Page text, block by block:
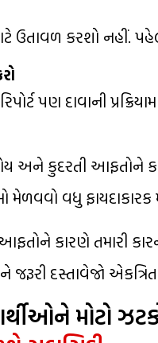
કરશો નહીં.
પણ દાવાની
અને કુદરતી
મેળવવો વધુ
કારણે તમારી
દસ્તાવેજો
મોટો